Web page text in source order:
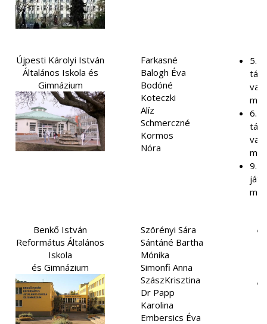
Újpesti Károlyi István
Általános Iskola és
Gimnázium
Farkasné
Balogh Éva
Bodóné
Koteczki
Alíz
Schmerczné
Kormos
Nóra
5.
6.
9.
Benkő István
Református Általános
Iskola
és Gimnázium
Szörényi Sára
Sántáné Bartha
Mónika
Simonfi Anna
SzászKrisztina
Dr Papp
Karolina
Embersics Éva